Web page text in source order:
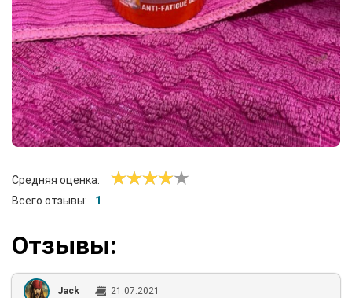
Средняя оценка:
Всего отзывы:
1
Отзывы:
Jack 21.07.2021